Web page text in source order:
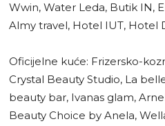
Wwin, Water Leda, Butik IN,
Almy travel, Hotel IUT, Hotel
Oficijelne kuće: Frizersko-
Crystal Beauty Studio, La
beauty bar, Ivanas glam,
Beauty Choice by Anela,